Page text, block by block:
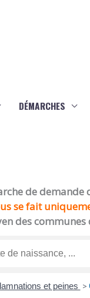
DÉMARCHES
de
se fait
des communes
et peines >